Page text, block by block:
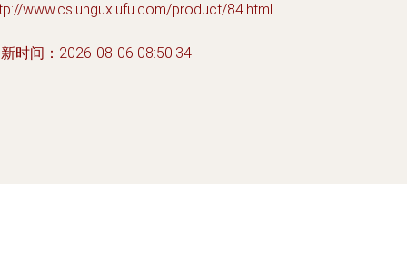
www.cslunguxiufu.com/product/84.html
时间：2026-08-06 08:50:34